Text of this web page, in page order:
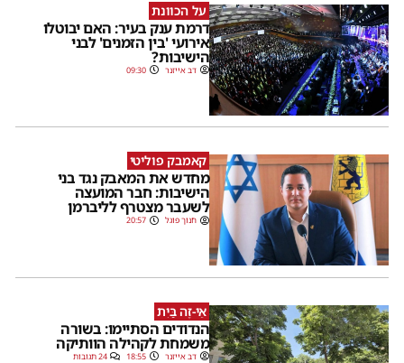
על הכוונת
דרמת ענק בעיר: האם יבוטלו
אירועי 'בין הזמנים' לבני
הישיבות?
דב אייזנר 09:30
קאמבק פוליטי
מחדש את המאבק נגד בני
הישיבות: חבר המועצה
לשעבר מצטרף לליברמן
חנוך פוגל 20:57
אֵי-זֶה בַּיִת
הנדודים הסתיימו: בשורה
משמחת לקהילה הוותיקה
דב אייזנר 18:55 24 תגובות